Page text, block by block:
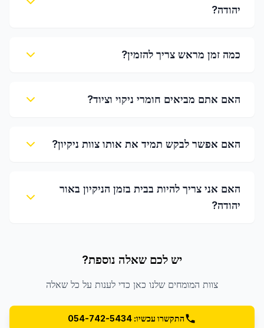
יהודה?
כמה זמן מראש צריך להזמין?
האם אתם מביאים חומרי ניקוי וציוד?
האם אפשר לבקש תמיד את אותו צוות ניקיון?
האם אני צריך להיות בבית בזמן הניקיון באור
יהודה?
יש לכם שאלה נוספת?
צוות המומחים שלנו כאן כדי לענות על כל שאלה
התקשרו עכשיו: 054-742-5434